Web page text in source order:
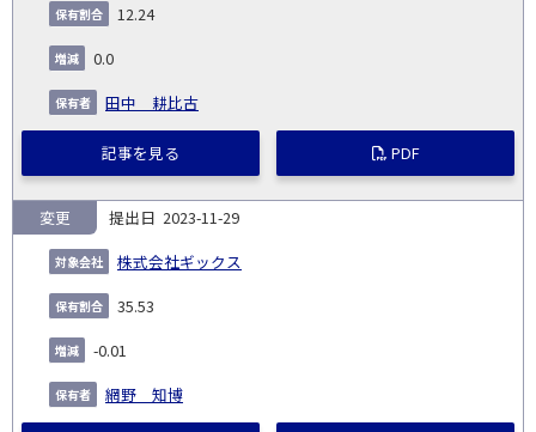
12.24
0.0
田中 耕比古
記事を見る PDF
2023-11-29
株式会社ギックス
変更
35.53
-0.01
網野 知博